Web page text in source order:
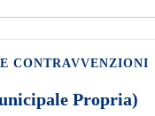
CONTRAVVENZIONI
Propria)